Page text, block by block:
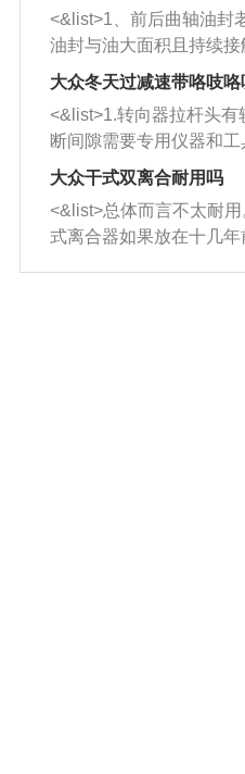
西取出来。但如果是因
的堵塞，就需要将三元
洗剂对堵塞的情况得到解
放在燃油箱中，与燃油混
动时，就可以和汽油一
室，最后形成废气排出，
催化器得到清洗，排气管
能够得到解决。
一圈半的练习，往右同
圈数。 <&list>3、最后强
习，这样就可以形成肌肉
驾驶车辆时，不需要记
向。
<&list>1、前后曲轴油封
油封与油大面积且持续
和发动机内持续温度变化
逐渐减弱，导致渗油或漏
活塞间隙过大：积碳会使
的间隙扩大，导致机油
造成烧机油。<&list>3、
机油粘度过小的话，同
象，机油粘度过小具有很
大众冬天过减速带咯吱咯
<&list>1.转向器拉杆头有
断间隙需要专用仪器和工
无法制作，需要将车辆送
店；<&list>2.车辆半轴套
裂，破裂后会出现漏油现
损严重，磨损的半轴容易
响；<&list>3.稳定器的转
大众干式双离合耐用吗
<&list>总体而言不太耐
式离合器如果放在十几